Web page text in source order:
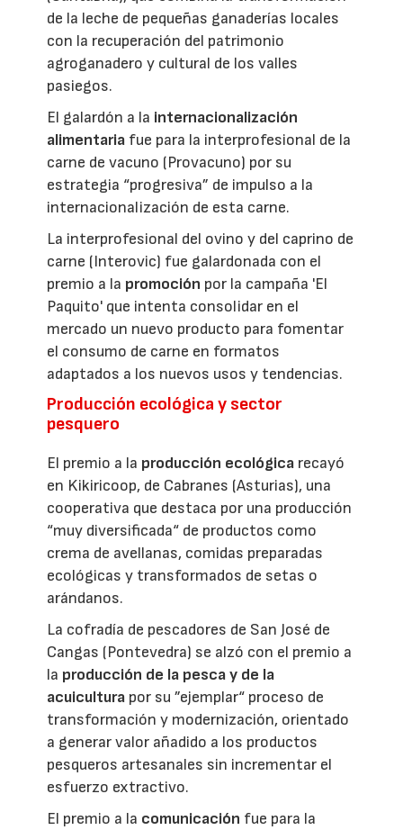
de la leche de pequeñas ganaderías locales
con la recuperación del patrimonio
agroganadero y cultural de los valles
pasiegos.
El galardón a la internacionalización
alimentaria fue para la interprofesional de la
carne de vacuno (Provacuno) por su
estrategia “progresiva” de impulso a la
internacionalización de esta carne.
La interprofesional del ovino y del caprino de
carne (Interovic) fue galardonada con el
premio a la promoción por la campaña 'El
Paquito' que intenta consolidar en el
mercado un nuevo producto para fomentar
el consumo de carne en formatos
adaptados a los nuevos usos y tendencias.
Producción ecológica y sector
pesquero
El premio a la producción ecológica recayó
en Kikiricoop, de Cabranes (Asturias), una
cooperativa que destaca por una producción
“muy diversificada“ de productos como
crema de avellanas, comidas preparadas
ecológicas y transformados de setas o
arándanos.
La cofradía de pescadores de San José de
Cangas (Pontevedra) se alzó con el premio a
la producción de la pesca y de la
acuicultura por su ”ejemplar“ proceso de
transformación y modernización, orientado
a generar valor añadido a los productos
pesqueros artesanales sin incrementar el
esfuerzo extractivo.
El premio a la comunicación fue para la